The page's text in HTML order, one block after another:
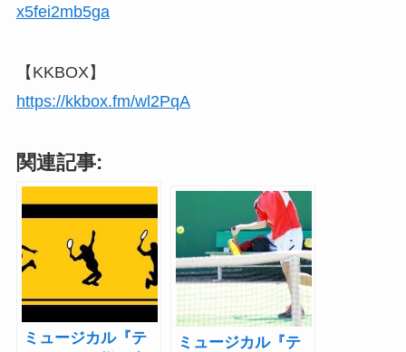
x5fei2mb5ga
【KKBOX】
https://kkbox.fm/wl2PqA
関連記事:
ミュージカル『テ
ミュージカル『テ